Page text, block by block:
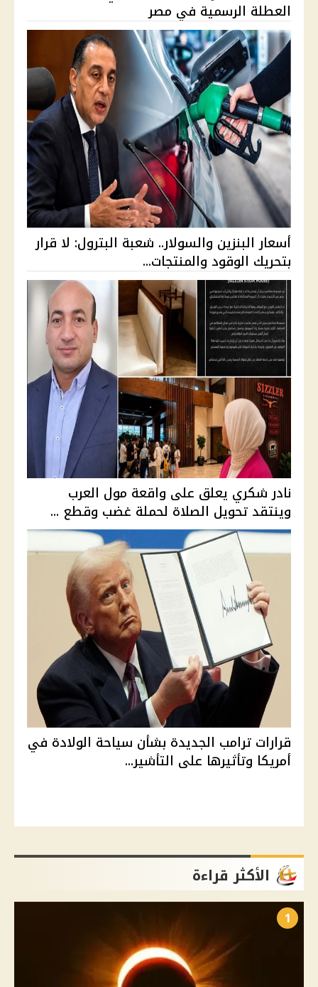
العطلة الرسمية في مصر
أسعار البنزين والسولار.. شعبة البترول: لا قرار
بتحريك الوقود والمنتجات...
نادر شكري يعلق على واقعة مول العرب
وينتقد تحويل الصلاة لحملة غضب وقطع ...
قرارات ترامب الجديدة بشأن سياحة الولادة في
أمريكا وتأثيرها على التأشير...
الأكثر قراءة
1